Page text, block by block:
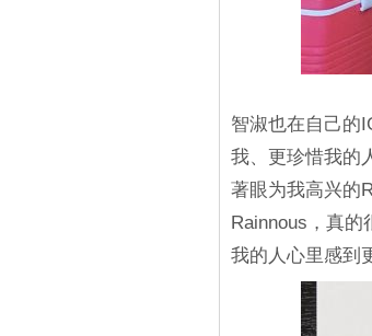
智淑也在自己的
我、更珍惜我的
著眼为我高兴的
Rainnous，真的
我的人心里感到